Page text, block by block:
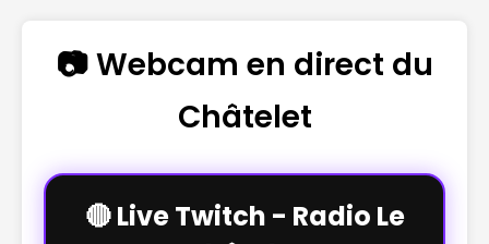
📷 Webcam en direct du
Châtelet
🔴 Live Twitch - Radio Le